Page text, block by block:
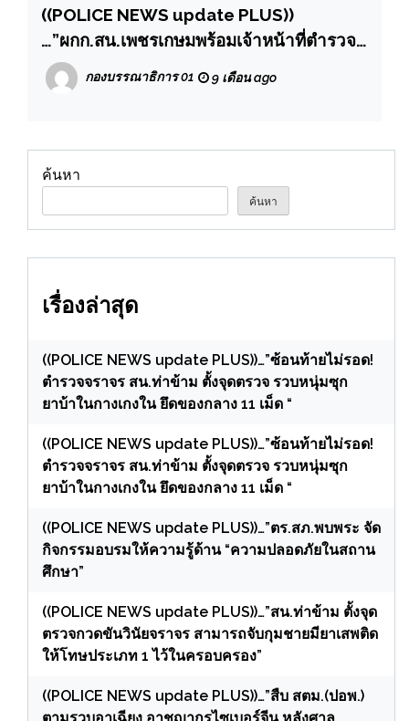
((POLICE NEWS update PLUS))
…”ผกก.สน.เพชรเกษมพร้อมเจ้าหน้าที่ตำรวจ
สืบสวนได้ร่วมกันขยายผลเพื่อตัดวงจรเครือ
ข่ายScammer รวบเมียจีนเทา หัวหน้าแก๊ง
กองบรรณาธิการ 01 9 เดือน ago
ค้นหา
ค้นหา
เรื่องล่าสุด
((POLICE NEWS update PLUS))…”ซ้อนท้ายไม่รอด!
ตำรวจจราจร สน.ท่าข้าม ตั้งจุดตรวจ รวบหนุ่มซุก
ยาบ้าในกางเกงใน ยึดของกลาง 11 เม็ด “
((POLICE NEWS update PLUS))…”ซ้อนท้ายไม่รอด!
ตำรวจจราจร สน.ท่าข้าม ตั้งจุดตรวจ รวบหนุ่มซุก
ยาบ้าในกางเกงใน ยึดของกลาง 11 เม็ด “
((POLICE NEWS update PLUS))…”ตร.สภ.พบพระ จัด
กิจกรรมอบรมให้ความรู้ด้าน “ความปลอดภัยในสถาน
ศึกษา”
((POLICE NEWS update PLUS))…”สน.ท่าข้าม ตั้งจุด
ตรวจกวดขันวินัยจราจร สามารถจับกุมชายมียาเสพติด
ให้โทษประเภท 1 ไว้ในครอบครอง”
((POLICE NEWS update PLUS))…”สืบ สตม.(ปอพ.)